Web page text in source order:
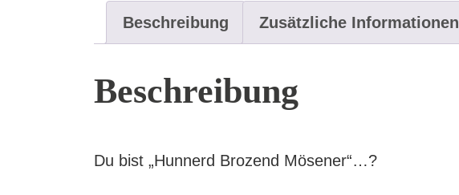
Beschreibung Zusätzliche Informationen
Beschreibung
Du bist „Hunnerd Brozend Mösener“…?